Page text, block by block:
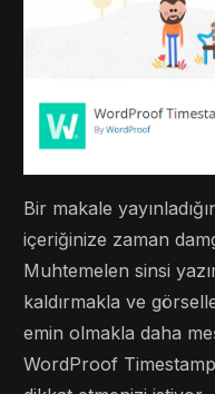
Bir makale
içeriğinize zaman
Muhtemelen sinsi
kaldırmakla ve
emin olmakla daha
WordProof